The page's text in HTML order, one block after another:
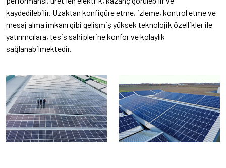
kaydedilebilir. Uzaktan konfigüre etme, izleme, kontrol etme ve
mesaj alma imkanı gibi gelişmiş yüksek teknolojik özellikler ile
yatırımcılara, tesis sahiplerine konfor ve kolaylık
sağlanabilmektedir.